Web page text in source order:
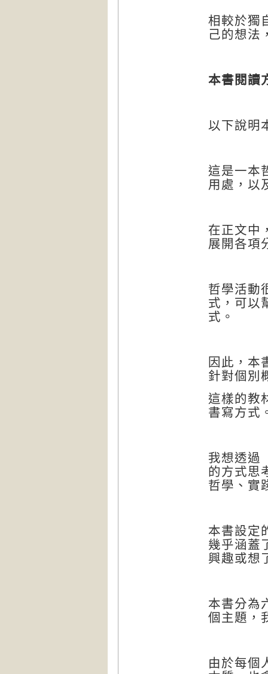
相較於獨
己的想法
本書閱讀
以下說明
這是一本
用處，以
在正文中
展開各項
哲學活動
式，可以
式。
因此，本
針對個別
這樣的教
書寫方式
我想透過
的方式思
哲學、實
本書設定
幾乎涵蓋
興趣或想
本書分為
個主題，
由於每個